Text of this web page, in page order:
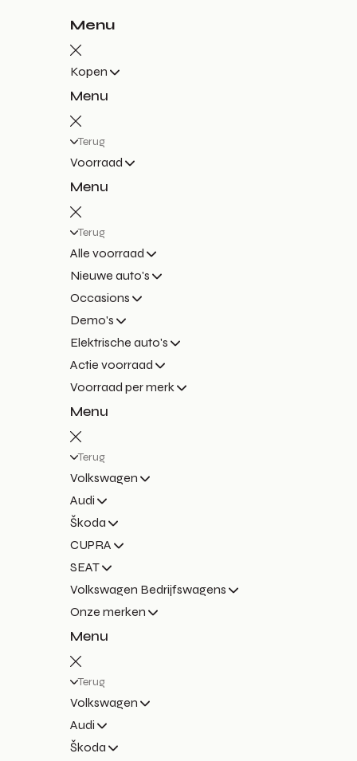
Menu
Kopen
Menu
Terug
Voorraad
Menu
Terug
Alle voorraad
Nieuwe auto's
Occasions
Demo's
Elektrische auto's
Actie voorraad
Voorraad per merk
Menu
Terug
Volkswagen
Audi
Škoda
CUPRA
SEAT
Volkswagen Bedrijfswagens
Onze merken
Menu
Terug
Volkswagen
Audi
Škoda